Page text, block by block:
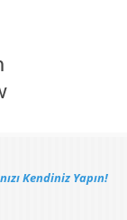
Kendiniz Yapın!